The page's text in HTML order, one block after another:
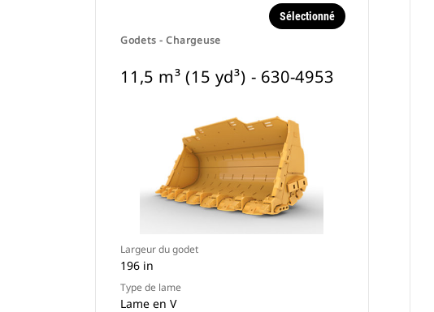
Godets - Chargeuse
Sélectionné
11,5 m³ (15 yd³) - 630-4953
Largeur du godet
196 in
Type de lame
Lame en V